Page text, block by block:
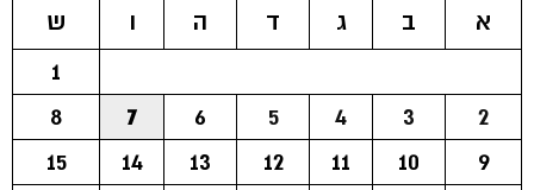
א
ב ג ד ה ו
ש
1
2
3
4
5
6
7
8
9
10
11
12
13
14
15